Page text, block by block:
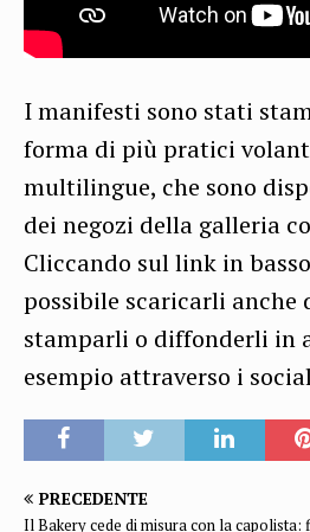
I manifesti sono stati
forma di più pratici
multilingue, che sono
dei negozi della galleria
Cliccando sul link in
possibile scaricarli anche
stamparli o diffonderli in
esempio attraverso i
PRECEDENTE
Il Bakery cede di misura con la